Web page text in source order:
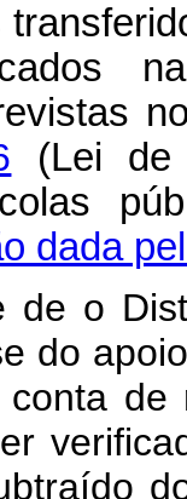
(Lei de
dada
de o
do
de